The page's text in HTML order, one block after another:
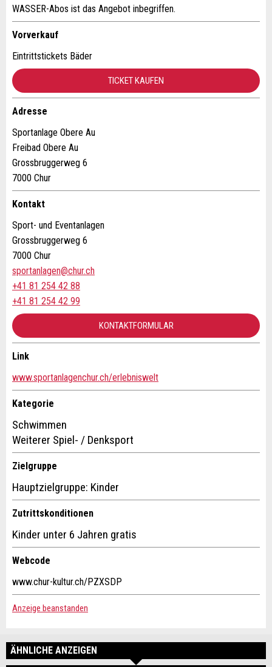
Nachricht
* Eingabe erforderlich
Zur Qualitätssicherung wird eine Kopie der E-Mail an
guidle übermittelt.
NACHRICHT SENDEN
Schliessen
* Eingabe erforderlich
ANZEIGE WEITEREMPFEHLEN
Schliessen
Adresszusatz:
Strasse und Nr. *:
PLZ / Ort *:
E-Mail *:
Telefon *:
Nachricht:
* Pflichtfeld
Information: Zur Qualitätssicherung wird eine Kopie der
E-Mail an guidle gesendet.
Policy
SCHLIESSEN
WASSER-Abos ist das Angebot inbegriffen.
Vorverkauf
Eintrittstickets Bäder
TICKET KAUFEN
Adresse
Sportanlage Obere Au
Freibad Obere Au
Grossbruggerweg 6
7000 Chur
Kontakt
Sport- und Eventanlagen
Grossbruggerweg 6
7000 Chur
sportanlagen@chur.ch
+41 81 254 42 88
+41 81 254 42 99
KONTAKTFORMULAR
Kontakt
Verfassen Sie eine Nachricht für die Kontaktpersonen dieser
Link
www.sportanlagenchur.ch/erlebniswelt
Kategorie
Schwimmen
Weiterer Spiel- / Denksport
Zielgruppe
Hauptzielgruppe: Kinder
Zutrittskonditionen
Kinder unter 6 Jahren gratis
Webcode
www.chur-kultur.ch/PZXSDP
Anzeige beanstanden
ÄHNLICHE ANZEIGEN